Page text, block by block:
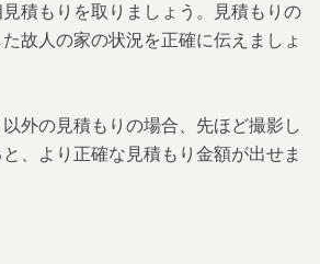
積もりを取りましょう。見積もりの
故人の家の状況を正確に伝えましょ
外の見積もりの場合、先ほど撮影し
、より正確な見積もり金額が出せま